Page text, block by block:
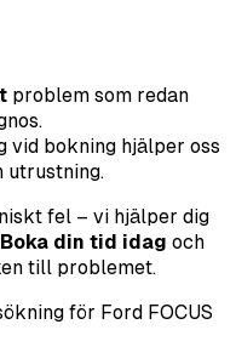
problem som redan
vid bokning hjälper oss
utrustning.
fel – vi hjälper dig
Boka din tid idag och
till problemet.
för Ford FOCUS